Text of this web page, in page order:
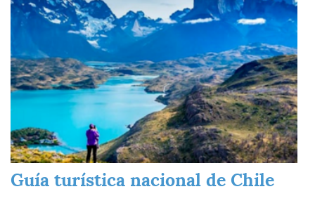
Guía turística nacional de Chile